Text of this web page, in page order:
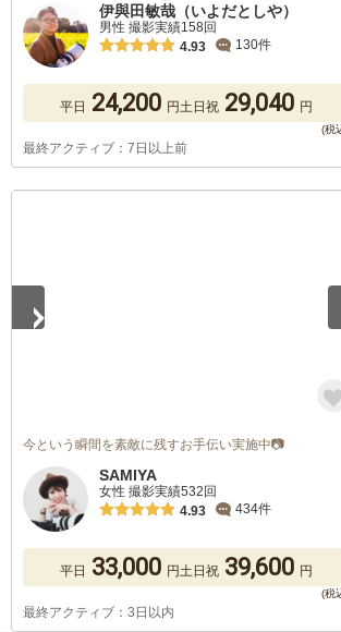
伊與田敏哉（いよだとしや）
男性 撮影実績158回
4.93
130件
平日 24,200 円土日祝 29,040 円
最終アクティブ：7日以上前
今という瞬間を素敵に残すお手伝い実施中📷
SAMIYA
女性 撮影実績532回
4.93
434件
平日 33,000 円土日祝 39,600 円
最終アクティブ：3日以内